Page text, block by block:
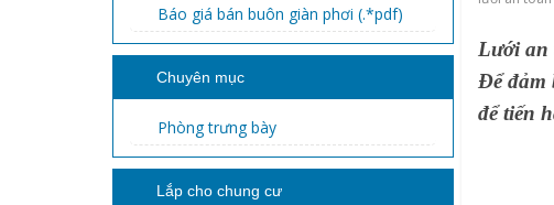
Lưới an
Để đảm
để tiến
Báo giá bán buôn giàn phơi (.*pdf)
Chuyên mục
Phòng trưng bày
Lắp cho chung cư